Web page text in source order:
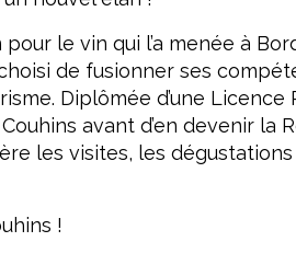
pour le vin qui l’a menée à
de fusionner ses
Diplômée d’une
avant d’en devenir la
les visites, les
!